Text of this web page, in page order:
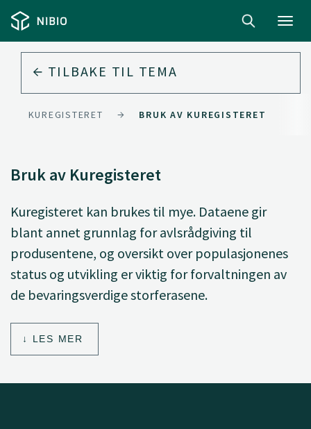
TILBAKE TIL TEMA
KUREGISTERET BRUK AV KUREGISTERET
Bruk av Kuregisteret
Kuregisteret kan brukes til mye. Dataene gir
blant annet grunnlag for avlsrådgiving til
produsentene, og oversikt over populasjonenes
status og utvikling er viktig for forvaltningen av
de bevaringsverdige storferasene.
LES MER